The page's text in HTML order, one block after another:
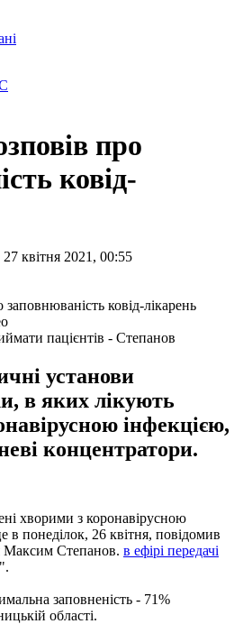
про
ковід-
квітня 2021, 00:55
пацієнтів - Степанов
установи
в яких лікують
інфекцією,
концентратори.
хворими з коронавірусною
в понеділок, 26 квітня, повідомив
Максим Степанов. в ефірі передачі
заповненість - 71%
області.